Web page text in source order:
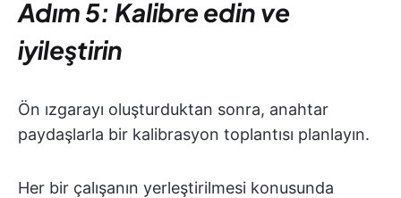
Adım 5: Kalibre edin ve
iyileştirin
Ön ızgarayı oluşturduktan sonra, anahtar
paydaşlarla bir kalibrasyon toplantısı planlayın.
Her bir çalışanın yerleştirilmesi konusunda